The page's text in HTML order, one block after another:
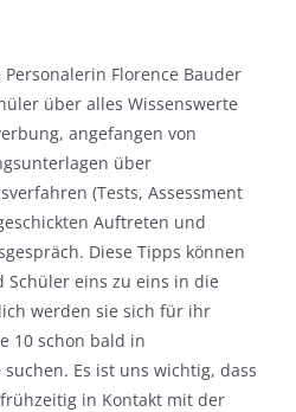
Florence Bauder
über alles Wissenswerte
angefangen von
über
(Tests, Assessment
Auftreten und
Diese Tipps können
eins zu eins in die
werden sie sich für ihr
10 schon bald in
Es ist uns wichtig, dass
in Kontakt mit der